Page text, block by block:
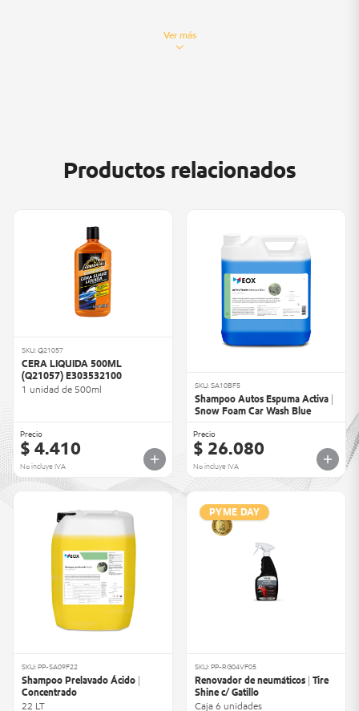
Ver más
Productos relacionados
SKU: Q21057
CERA LIQUIDA 500ML
(Q21057) E303532100
1 unidad de 500ml
Precio
$ 4.410
No incluye IVA
SKU: SA10BF5
Shampoo Autos Espuma Activa |
Snow Foam Car Wash Blue
Precio
$ 26.080
No incluye IVA
SKU: PP-SA09F22
Shampoo Prelavado Ácido |
Concentrado
22 LT
PYME DAY
SKU: PP-RG04VF05
Renovador de neumáticos | Tire
Shine c/ Gatillo
Caja 6 unidades